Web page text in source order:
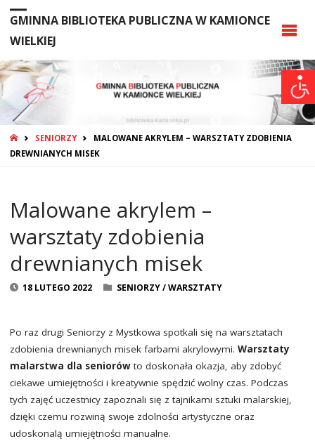
GMINNA BIBLIOTEKA PUBLICZNA W KAMIONCE
WIELKIEJ
STRONA
GŁÓWNA
SENIORZY
MALOWANE AKRYLEM – WARSZTATY ZDOBIENIA
DREWNIANYCH MISEK
Malowane akrylem –
warsztaty zdobienia
drewnianych misek
18 LUTEGO 2022 SENIORZY/WARSZTATY
Po raz drugi Seniorzy z Mystkowa spotkali się na warsztatach
zdobienia drewnianych misek farbami akrylowymi. Warsztaty
malarstwa dla seniorówto doskonała okazja, aby zdobyć
ciekawe umiejętności i kreatywnie spędzić wolny czas. Podczas
tych zajęć uczestnicy zapoznali się z tajnikami sztuki malarskiej,
dzięki czemu rozwiną swoje zdolności artystyczne oraz
udoskonalą umiejętności manualne.